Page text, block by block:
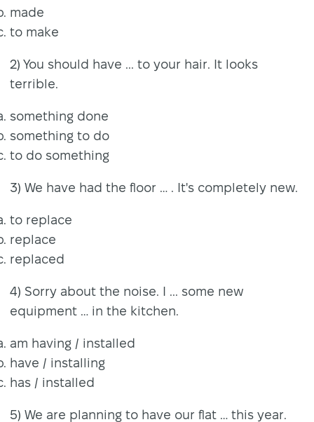
made
to make
2) You should have ... to your hair. It looks
terrible.
something done
something to do
to do something
3) We have had the floor … . It's completely new.
to replace
replace
replaced
4) Sorry about the noise. I ... some new
equipment … in the kitchen.
am having / installed
have / installing
has / installed
5) We are planning to have our flat … this year.